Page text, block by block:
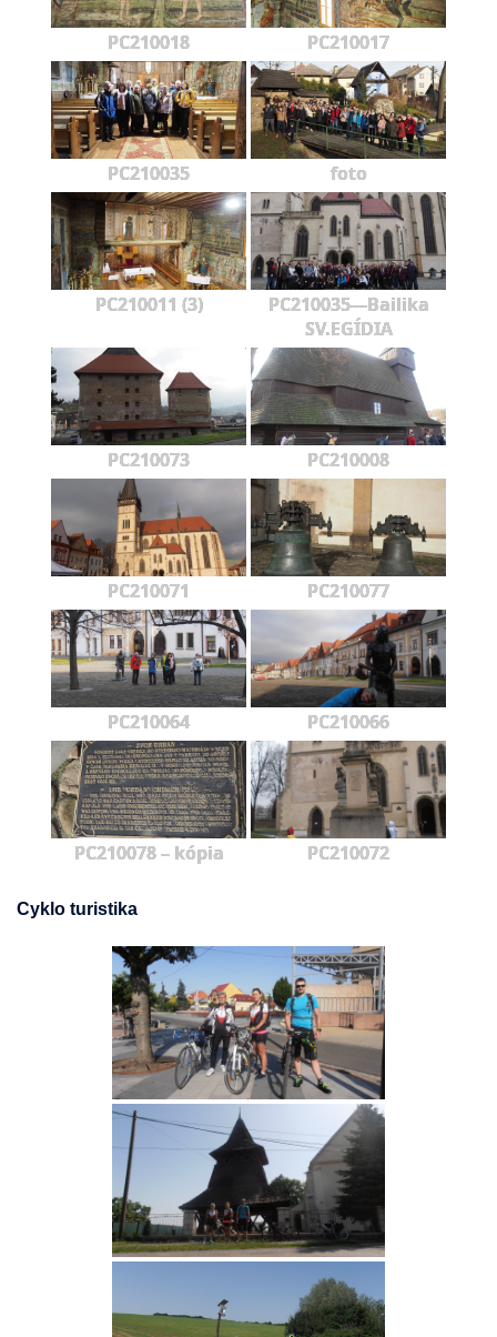
PC210018 PC210017
PC210035 foto
PC210011 (3)
PC210035---Bailika
SV.EGÍDIA
PC210073 PC210008
PC210071 PC210077
PC210064 PC210066
PC210078 – kópia PC210072
Cyklo turistika